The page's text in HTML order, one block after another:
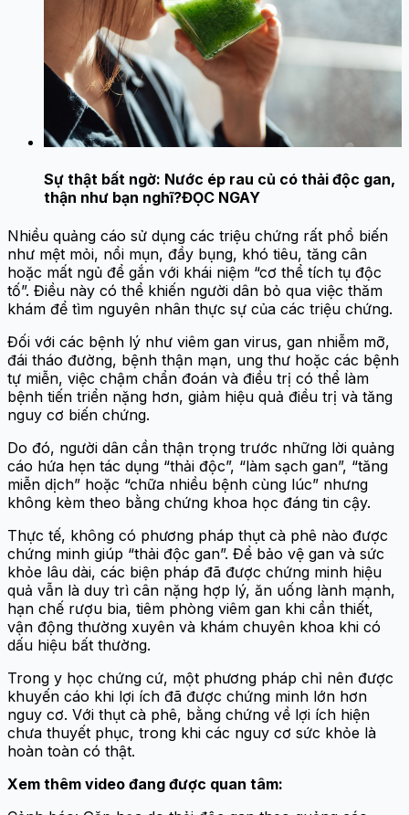
Sự thật bất ngờ: Nước ép rau củ có thải độc gan,
thận như bạn nghĩ?ĐỌC NGAY
Nhiều quảng cáo sử dụng các triệu chứng rất phổ biến
như mệt mỏi, nổi mụn, đầy bụng, khó tiêu, tăng cân
hoặc mất ngủ để gắn với khái niệm “cơ thể tích tụ độc
tố”. Điều này có thể khiến người dân bỏ qua việc thăm
khám để tìm nguyên nhân thực sự của các triệu chứng.
Đối với các bệnh lý như viêm gan virus, gan nhiễm mỡ,
đái tháo đường, bệnh thận mạn, ung thư hoặc các bệnh
tự miễn, việc chậm chẩn đoán và điều trị có thể làm
bệnh tiến triển nặng hơn, giảm hiệu quả điều trị và tăng
nguy cơ biến chứng.
Do đó, người dân cần thận trọng trước những lời quảng
cáo hứa hẹn tác dụng “thải độc”, “làm sạch gan”, “tăng
miễn dịch” hoặc “chữa nhiều bệnh cùng lúc” nhưng
không kèm theo bằng chứng khoa học đáng tin cậy.
Thực tế, không có phương pháp thụt cà phê nào được
chứng minh giúp “thải độc gan”. Để bảo vệ gan và sức
khỏe lâu dài, các biện pháp đã được chứng minh hiệu
quả vẫn là duy trì cân nặng hợp lý, ăn uống lành mạnh,
hạn chế rượu bia, tiêm phòng viêm gan khi cần thiết,
vận động thường xuyên và khám chuyên khoa khi có
dấu hiệu bất thường.
Trong y học chứng cứ, một phương pháp chỉ nên được
khuyến cáo khi lợi ích đã được chứng minh lớn hơn
nguy cơ. Với thụt cà phê, bằng chứng về lợi ích hiện
chưa thuyết phục, trong khi các nguy cơ sức khỏe là
hoàn toàn có thật.
Xem thêm video đang được quan tâm: